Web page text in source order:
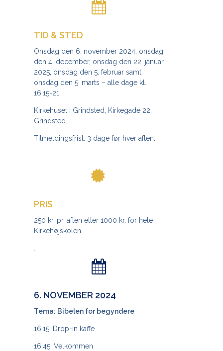
TID & STED
Onsdag den 6. november 2024, onsdag
den 4. december, onsdag den 22. januar
2025, onsdag den 5. februar samt
onsdag den 5. marts – alle dage kl.
16.15-21.
Kirkehuset i Grindsted, Kirkegade 22,
Grindsted.
Tilmeldingsfrist: 3 dage før hver aften.
PRIS
250 kr. pr. aften eller 1000 kr. for hele
Kirkehøjskolen.
6. NOVEMBER 2024
Tema: Bibelen for begyndere
16.15: Drop-in kaffe
16.45: Velkommen